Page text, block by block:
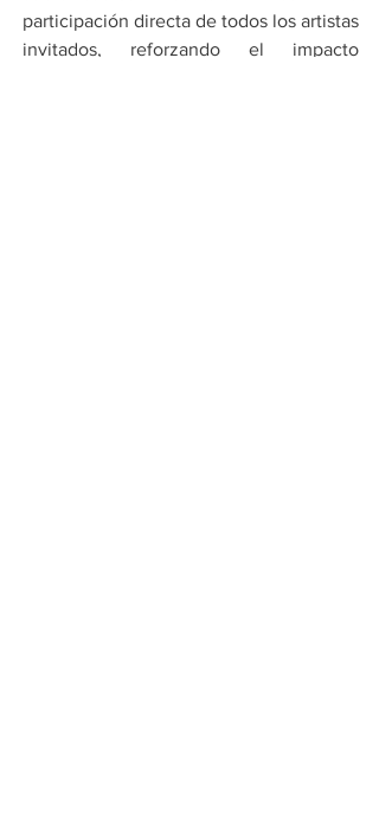
participación directa de todos los artistas
invitados, reforzando el impacto